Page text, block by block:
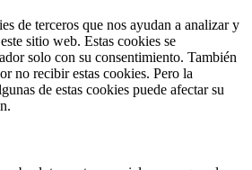
de terceros que nos ayudan a analizar y
sitio web. Estas cookies se
solo con su consentimiento. También
no recibir estas cookies. Pero la
de estas cookies puede afectar su